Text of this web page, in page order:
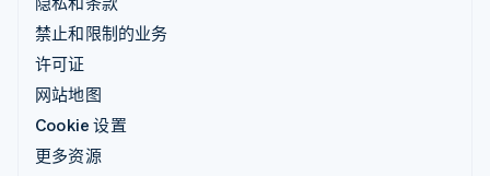
禁止和限制的业务
许可证
网站地图
Cookie 设置
更多资源